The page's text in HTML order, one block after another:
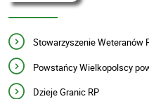
Stowarzyszenie Weteranów
Powstańcy Wielkopolscy
Dzieje Granic RP